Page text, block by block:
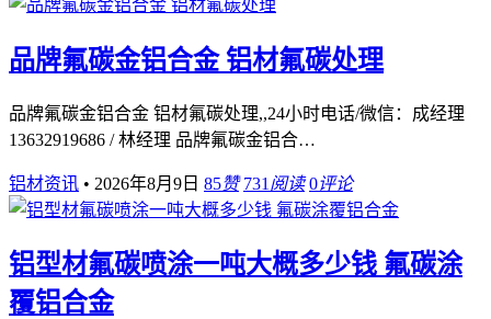
品牌氟碳金铝合金 铝材氟碳处理
品牌氟碳金铝合金 铝材氟碳处理,,24小时电话/微信：成经理
13632919686 / 林经理 品牌氟碳金铝合…
铝材资讯 • 2026年8月9日 85赞 731 阅读 0评论
铝型材氟碳喷涂一吨大概多少钱 氟碳涂
覆铝合金